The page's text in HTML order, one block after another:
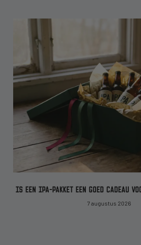
IS EEN IPA-PAKKET EEN GOED CADEAU
7 augustus 2026